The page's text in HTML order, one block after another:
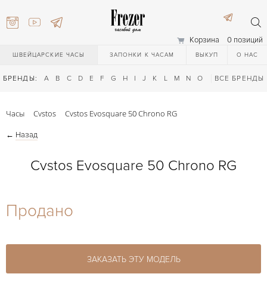
Корзина 0 позиций
ШВЕЙЦАРСКИЕ ЧАСЫ ЗАПОНКИ К ЧАСАМ ВЫКУП О НАС
БРЕНДЫ: A B C D E F G H I J K L M N O Q R S T
ВСЕ БРЕНДЫ
27-44
27-44
Часы Cvstos Cvstos Evosquare 50 Chrono RG
← Назад
Cvstos Evosquare 50 Chrono RG
Продано
ЗАКАЗАТЬ ЭТУ МОДЕЛЬ